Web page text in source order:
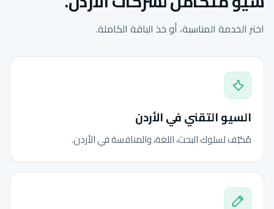
اختر الخدمة المناسبة، أو خذ الباقة الكاملة.
السيو التقني في الأردن
مُكيّف لسلوك البحث، اللغة، والمنافسة في الأردن.